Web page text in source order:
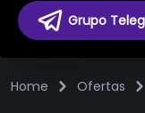
Grupo
Home Ofertas